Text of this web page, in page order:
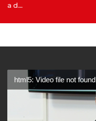
html5: Video file not found